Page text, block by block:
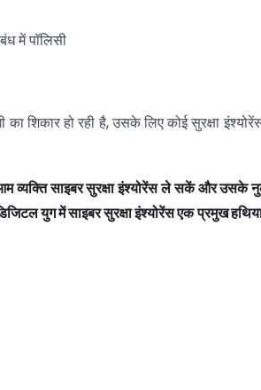
में पॉलिसी
शिकार हो रही है, उसके लिए कोई सुरक्षा
व्यक्ति साइबर सुरक्षा इंश्योरेंस ले सकें और उसके
युग में साइबर सुरक्षा इंश्योरेंस एक प्रमुख